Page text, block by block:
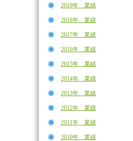
2019年 業績
2018年 業績
2017年 業績
2016年 業績
2015年 業績
2014年 業績
2013年 業績
2012年 業績
2011年 業績
2010年 業績